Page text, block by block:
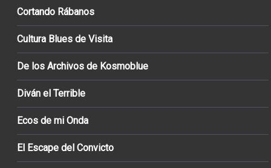
Cortando Rábanos
Cultura Blues de Visita
De los Archivos de Kosmoblue
Diván el Terrible
Ecos de mi Onda
El Escape del Convicto